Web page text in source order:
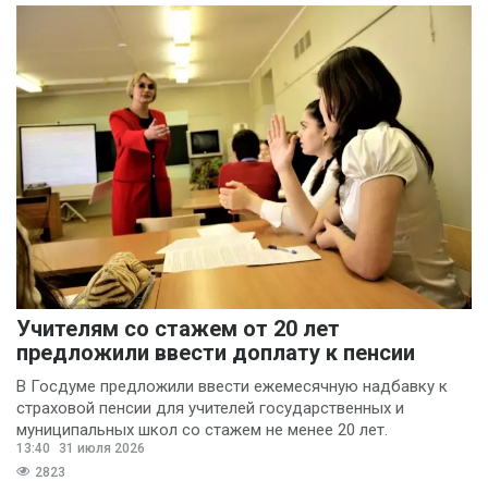
профсоюзов
Шаран Барроу(7)
Анастасия
Чайкисова(6)
Вячеслав Финагин
(5)
Иван Панов(5)
Анна Лопаткина(4)
Артём Шишков(4)
Владимир Ревенку
(4)
Вячеслав Чеглов(4)
Ольга Агаркова
Учителям со стажем от 20 лет
предложили ввести доплату к пенсии
В Госдуме предложили ввести ежемесячную надбавку к
страховой пенсии для учителей государственных и
муниципальных школ со стажем не менее 20 лет.
13:40
31 июля 2026
2823